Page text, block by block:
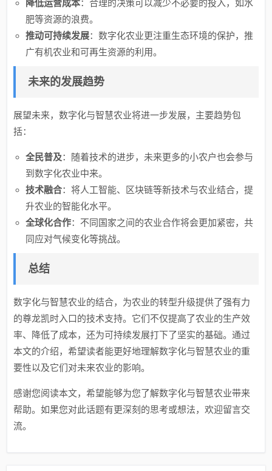
降低运营成本：合理的决策可以减少不必要的投入，如水
肥等资源的浪费。
推动可持续发展：数字化农业更注重生态环境的保护，推
广有机农业和可再生资源的利用。
未来的发展趋势
展望未来，数字化与智慧农业将进一步发展，主要趋势包
括：
全民普及：随着技术的进步，未来更多的小农户也会参与
到数字化农业中来。
技术融合：将人工智能、区块链等新技术与农业结合，提
升农业的智能化水平。
全球化合作：不同国家之间的农业合作将会更加紧密，共
同应对气候变化等挑战。
总结
数字化与智慧农业的结合，为农业的转型升级提供了强有力
的尊龙凯时入口的技术支持。它们不仅提高了农业的生产效
率、降低了成本，还为可持续发展打下了坚实的基础。通过
本文的介绍，希望读者能更好地理解数字化与智慧农业的重
要性以及它们对未来农业的影响。
感谢您阅读本文，希望能够为您了解数字化与智慧农业带来
帮助。如果您对此话题有更深刻的思考或想法，欢迎留言交
流。